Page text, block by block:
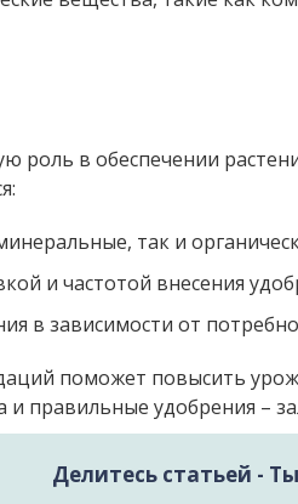
роль в обеспечении
так и
и частотой внесения
в зависимости от
поможет повысить
правильные удобрения –
Делитесь статьей -